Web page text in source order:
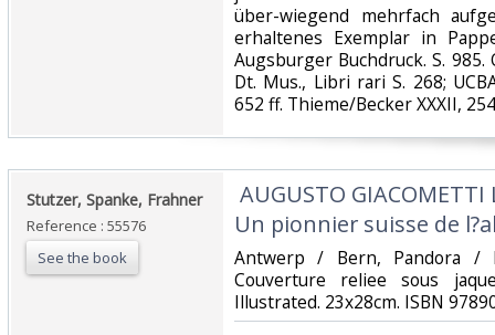
über-wiegend mehrfach
erhaltenes Exemplar in
Augsburger Buchdruck. S.
Dt. Mus., Libri rari S. 268;
652 ff. Thieme/Becker XXXII,
‎Stutzer, Spanke, Frahner‎
Reference : 55576
See the book
AUGUSTO
Un pionnier suisse de
‎Antwerp / Bern, Pandora /
Couverture reliee sous
Illustrated. 23x28cm. ISBN